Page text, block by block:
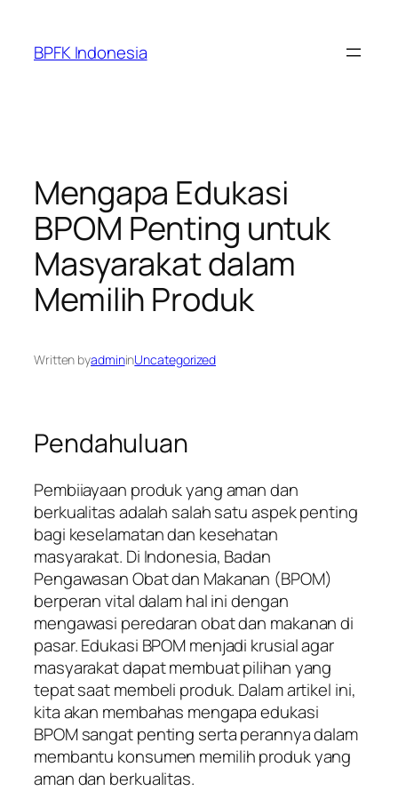
content
BPFK Indonesia
Mengapa Edukasi
BPOM Penting untuk
Masyarakat dalam
Memilih Produk
Written byadmininUncategorized
Pendahuluan
Pembiiayaan produk yang aman dan
berkualitas adalah salah satu aspek penting
bagi keselamatan dan kesehatan
masyarakat. Di Indonesia, Badan
Pengawasan Obat dan Makanan (BPOM)
berperan vital dalam hal ini dengan
mengawasi peredaran obat dan makanan di
pasar. Edukasi BPOM menjadi krusial agar
masyarakat dapat membuat pilihan yang
tepat saat membeli produk. Dalam artikel ini,
kita akan membahas mengapa edukasi
BPOM sangat penting serta perannya dalam
membantu konsumen memilih produk yang
aman dan berkualitas.